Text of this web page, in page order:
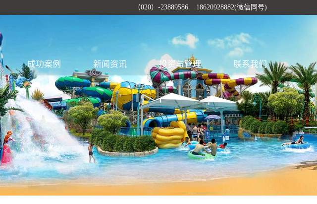
（020）-23889586 18620928882(微信同号)
成功案例 新闻资讯 投资与管理 联系我们